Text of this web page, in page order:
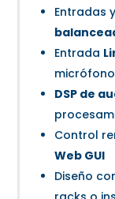
Entradas
Entrada
DSP de
Control
Web GUI
Diseño